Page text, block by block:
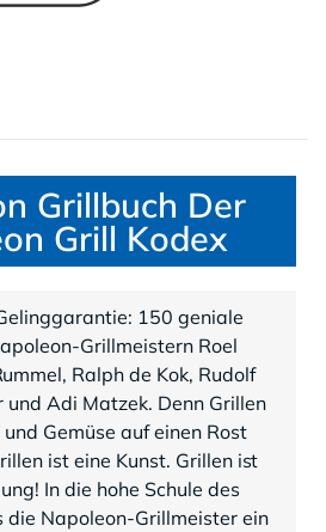
Grillbuch Der
Grill Kodex
150 geniale
Grillmeistern Roel
Ralph de Kok, Rudolf
und Adi Matzek. Denn Grillen
Gemüse auf einen Rost
ist eine Kunst. Grillen ist
In die hohe Schule des
die Napoleon-Grillmeister ein